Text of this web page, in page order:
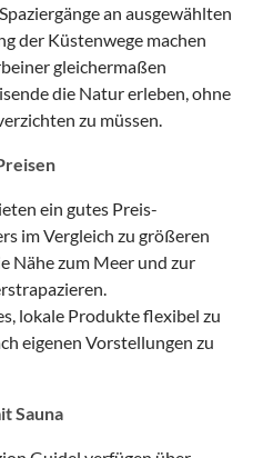
an ausgewählten
der Küstenwege machen
gleichermaßen
die Natur erleben, ohne
zu müssen.
ein gutes Preis-
im Vergleich zu größeren
Nähe zum Meer und zur
lokale Produkte flexibel zu
eigenen Vorstellungen zu
Sauna